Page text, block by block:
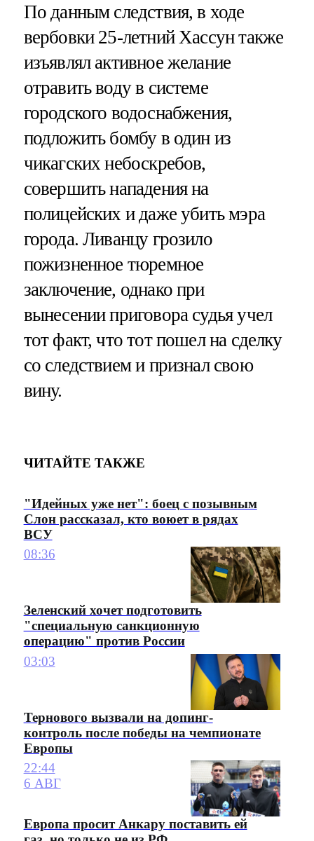
По данным следствия, в ходе
вербовки 25-летний Хассун также
изъявлял активное желание
отравить воду в системе
городского водоснабжения,
подложить бомбу в один из
чикагских небоскребов,
совершить нападения на
полицейских и даже убить мэра
города. Ливанцу грозило
пожизненное тюремное
заключение, однако при
вынесении приговора судья учел
тот факт, что тот пошел на сделку
со следствием и признал свою
вину.
ЧИТАЙТЕ ТАКЖЕ
"Идейных уже нет": боец с позывным
Слон рассказал, кто воюет в рядах
ВСУ
08:36
Зеленский хочет подготовить
"специальную санкционную
операцию" против России
03:03
Тернового вызвали на допинг-
контроль после победы на чемпионате
Европы
22:44
6 АВГ
Европа просит Анкару поставить ей